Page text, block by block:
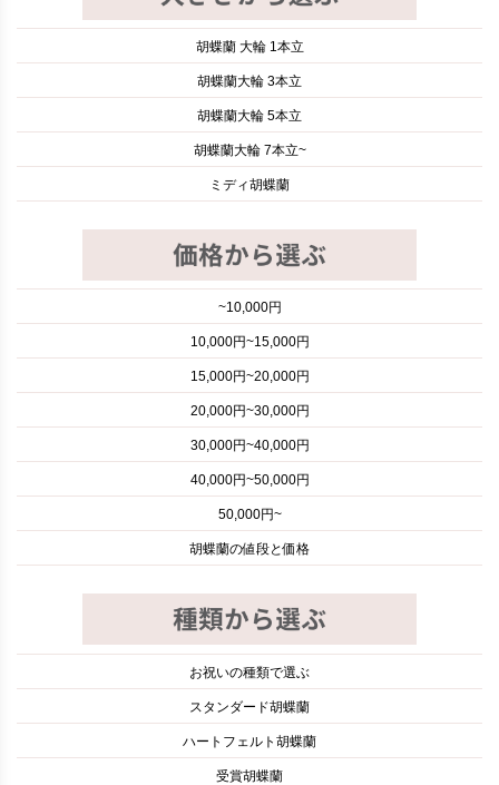
胡蝶蘭 大輪 1本立
胡蝶蘭大輪 3本立
胡蝶蘭大輪 5本立
胡蝶蘭大輪 7本立~
ミディ胡蝶蘭
~10,000円
10,000円~15,000円
15,000円~20,000円
20,000円~30,000円
30,000円~40,000円
40,000円~50,000円
50,000円~
胡蝶蘭の値段と価格
お祝いの種類で選ぶ
スタンダード胡蝶蘭
ハートフェルト胡蝶蘭
受賞胡蝶蘭